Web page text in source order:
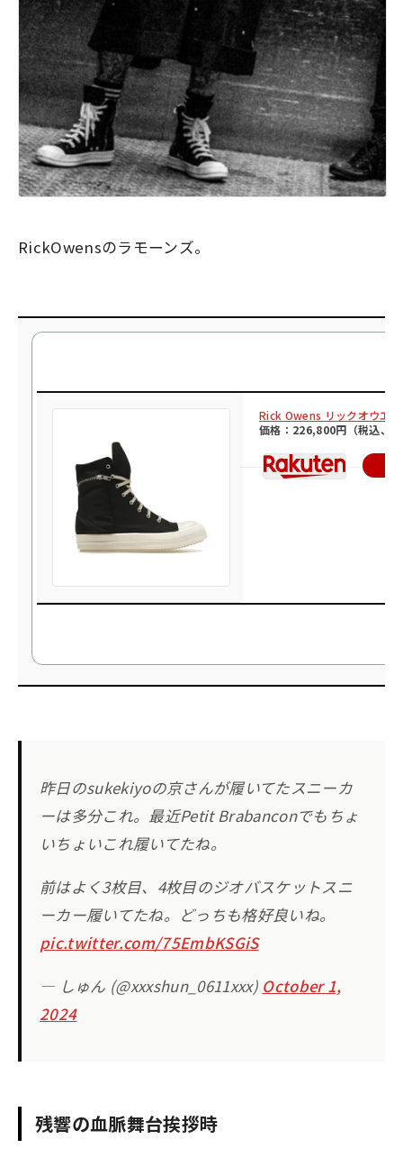
RickOwensのラモーンズ。
Rick Owens リックオウエ
価格：226,800円（税込、
昨日のsukekiyoの京さんが履いてたスニーカ
ーは多分これ。最近Petit Brabanconでもちょ
いちょいこれ履いてたね。
前はよく3枚目、4枚目のジオバスケットスニ
ーカー履いてたね。どっちも格好良いね。
pic.twitter.com/75EmbKSGiS
— しゅん (@xxxshun_0611xxx) October 1,
2024
残響の血脈舞台挨拶時